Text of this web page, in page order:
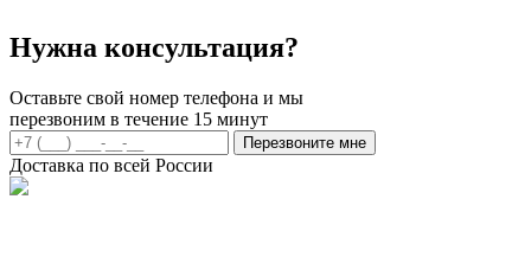
Нужна консультация?
Оставьте свой номер телефона и мы
перезвоним в течение 15 минут
Перезвоните мне
Доставка по всей России